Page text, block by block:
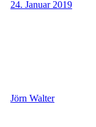
24. Januar 2019
Jörn Walter